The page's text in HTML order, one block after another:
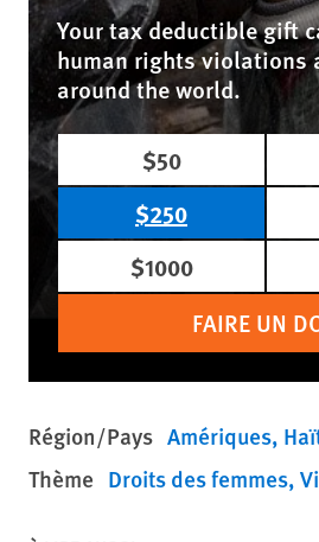
Your tax deductible gift
human rights violations
around the world.
$50
$250
$1000
FAIRE UN
Région/Pays Amériques
Thème Droits des femmes